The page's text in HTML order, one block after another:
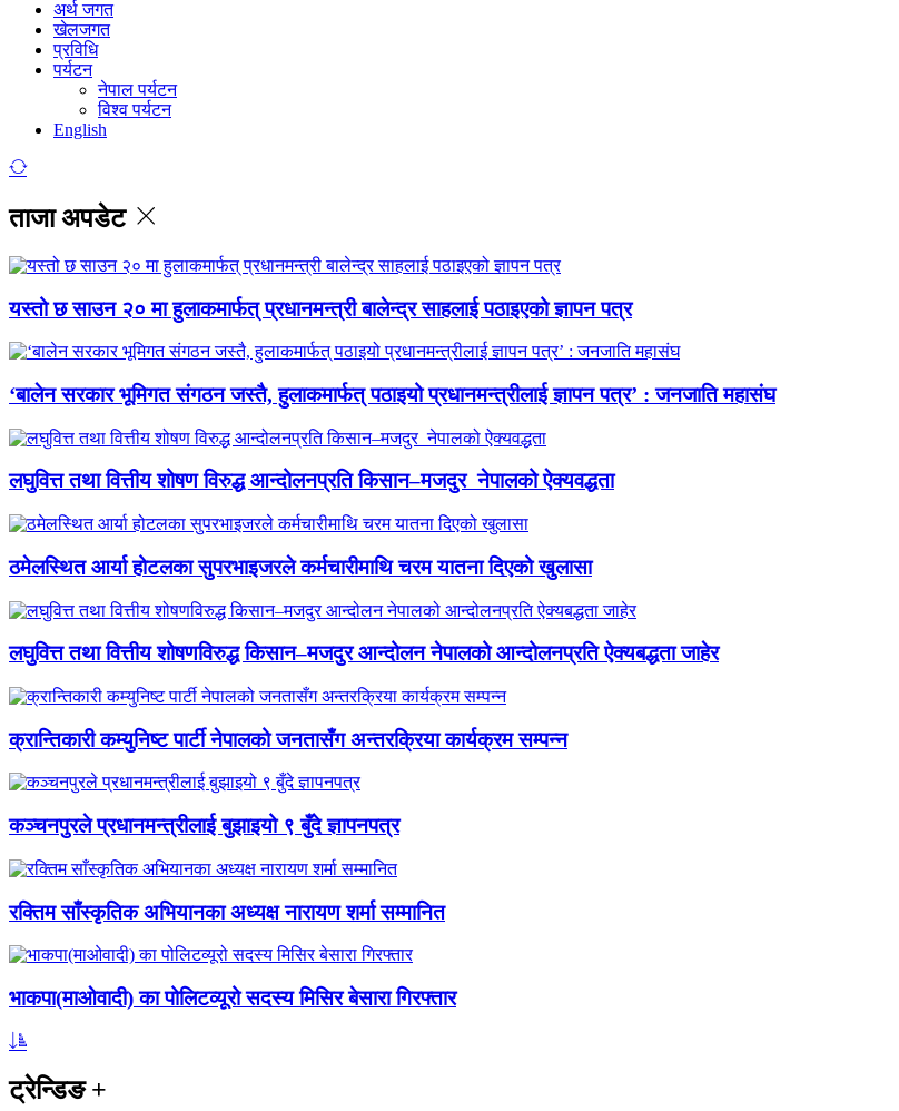
अर्थ जगत
खेलजगत
प्रविधि
पर्यटन
नेपाल पर्यटन
विश्व पर्यटन
English
ताजा अपडेट
यस्तो छ साउन २० मा हुलाकमार्फत् प्रधानमन्त्री बालेन्द्र साहलाई पठाइएको ज्ञापन पत्र
‘बालेन सरकार भूमिगत संगठन जस्तै, हुलाकमार्फत् पठाइयो प्रधानमन्त्रीलाई ज्ञापन पत्र’ : जनजाति महासंघ
लघुवित्त तथा वित्तीय शोषण विरुद्ध आन्दोलनप्रति किसान–मजदुर नेपालको ऐक्यवद्धता
ठमेलस्थित आर्या होटलका सुपरभाइजरले कर्मचारीमाथि चरम यातना दिएको खुलासा
लघुवित्त तथा वित्तीय शोषणविरुद्ध किसान–मजदुर आन्दोलन नेपालको आन्दोलनप्रति ऐक्यबद्धता जाहेर
क्रान्तिकारी कम्युनिष्ट पार्टी नेपालको जनतासँग अन्तरक्रिया कार्यक्रम सम्पन्न
कञ्चनपुरले प्रधानमन्त्रीलाई बुझाइयो ९ बुँदे ज्ञापनपत्र
रक्तिम साँस्कृतिक अभियानका अध्यक्ष नारायण शर्मा सम्मानित
भाकपा(माओवादी) का पोलिटव्यूरो सदस्य मिसिर बेसारा गिरफ्तार
ट्रेन्डिङ+